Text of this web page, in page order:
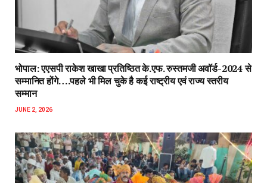
भोपाल: एएसपी राकेश‌ खाखा प्रतिष्ठित के.एफ. रुस्तमजी अवॉर्ड-2024 से
सम्मानित होंगे….पहले भी मिल चुके है कई राष्ट्रीय एवं राज्य स्तरीय
सम्मान
JUNE 2, 2026